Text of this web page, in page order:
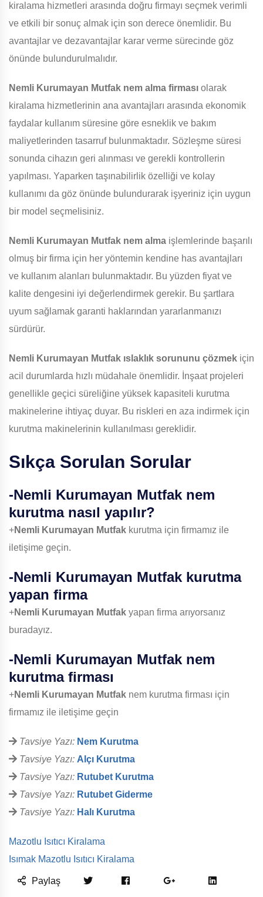
kiralama hizmetleri arasında doğru firmayı seçmek verimli
ve etkili bir sonuç almak için son derece önemlidir. Bu
avantajlar ve dezavantajlar karar verme sürecinde göz
önünde bulundurulmalıdır.
Nemli Kurumayan Mutfak nem alma firması olarak
kiralama hizmetlerinin ana avantajları arasında ekonomik
faydalar kullanım süresine göre esneklik ve bakım
maliyetlerinden tasarruf bulunmaktadır. Sözleşme süresi
sonunda cihazın geri alınması ve gerekli kontrollerin
yapılması. Yaparken taşınabilirlik özelliği ve kolay
kullanımı da göz önünde bulundurarak işyeriniz için uygun
bir model seçmelisiniz.
Nemli Kurumayan Mutfak nem alma işlemlerinde başarılı
olmuş bir firma için her yöntemin kendine has avantajları
ve kullanım alanları bulunmaktadır. Bu yüzden fiyat ve
kalite dengesini iyi değerlendirmek gerekir. Bu şartlara
uyum sağlamak garanti haklarından yararlanmanızı
sürdürür.
Nemli Kurumayan Mutfak ıslaklık sorununu çözmek için
acil durumlarda hızlı müdahale önemlidir. İnşaat projeleri
genellikle geçici süreliğine yüksek kapasiteli kurutma
makinelerine ihtiyaç duyar. Bu riskleri en aza indirmek için
kurutma makinelerinin kullanılması gereklidir.
Sıkça Sorulan Sorular
-Nemli Kurumayan Mutfak nem
kurutma nasıl yapılır?
+Nemli Kurumayan Mutfak kurutma için firmamız ile
iletişime geçin.
-Nemli Kurumayan Mutfak kurutma
yapan firma
+Nemli Kurumayan Mutfak yapan firma arıyorsanız
buradayız.
-Nemli Kurumayan Mutfak nem
kurutma firması
+Nemli Kurumayan Mutfak nem kurutma firması için
firmamız ile iletişime geçin
Tavsiye Yazı: Nem Kurutma
Tavsiye Yazı: Alçı Kurutma
Tavsiye Yazı: Rutubet Kurutma
Tavsiye Yazı: Rutubet Giderme
Tavsiye Yazı: Halı Kurutma
Mazotlu Isıtıcı Kiralama
Isımak Mazotlu Isıtıcı Kiralama
Paylaş